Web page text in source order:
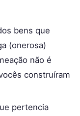
bens que
(onerosa)
não é
construíram
pertencia